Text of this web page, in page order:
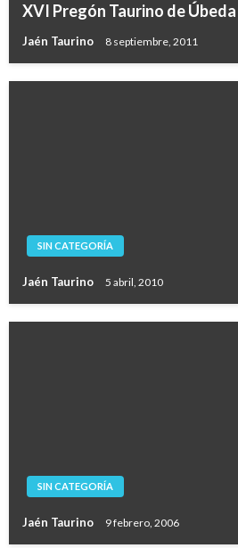
XVI Pregón Taurino de Úbeda
Jaén Taurino 8 septiembre, 2011
SIN CATEGORÍA
Jaén Taurino 5 abril, 2010
SIN CATEGORÍA
Jaén Taurino 9 febrero, 2006